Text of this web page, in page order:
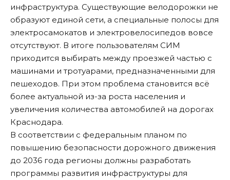
инфраструктура. Существующие велодорожки не
образуют единой сети, а специальные полосы для
электросамокатов и электровелосипедов вовсе
отсутствуют. В итоге пользователям СИМ
приходится выбирать между проезжей частью с
машинами и тротуарами, предназначенными для
пешеходов. При этом проблема становится всё
более актуальной из-за роста населения и
увеличения количества автомобилей на дорогах
Краснодара.
В соответствии с федеральным планом по
повышению безопасности дорожного движения
до 2036 года регионы должны разработать
программы развития инфраструктуры для